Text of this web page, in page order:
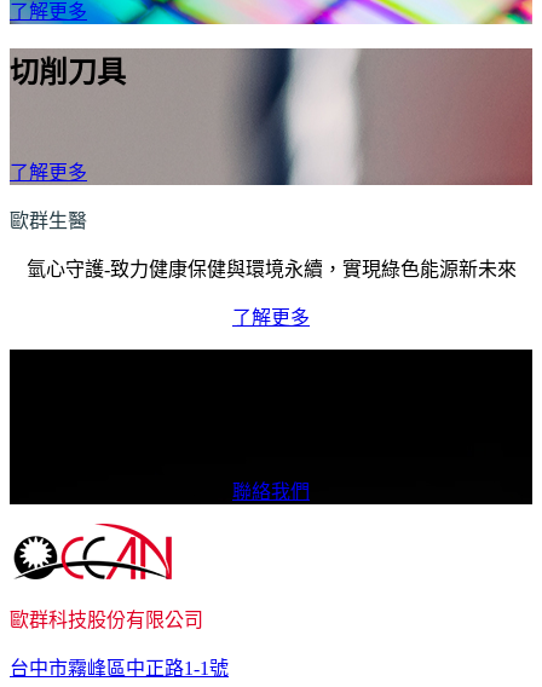
了解更多
切削刀具
了解更多
歐群生醫
氫心守護-致力健康保健與環境永續，實現綠色能源新未來
了解更多
聯絡我們
歐群科技股份有限公司
台中市霧峰區中正路1-1號